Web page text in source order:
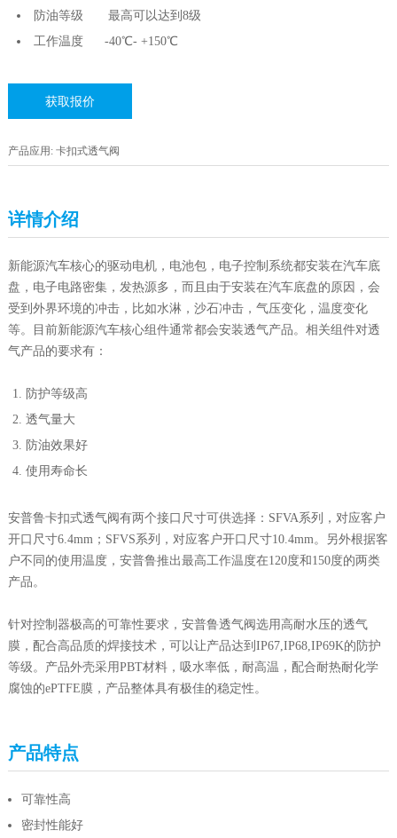
防油等级 最高可以达到8级
工作温度 -40℃- +150℃
获取报价
产品应用: 卡扣式透气阀
详情介绍
新能源汽车核心的驱动电机，电池包，电子控制系统都安装在汽车底
盘，电子电路密集，发热源多，而且由于安装在汽车底盘的原因，会
受到外界环境的冲击，比如水淋，沙石冲击，气压变化，温度变化
等。目前新能源汽车核心组件通常都会安装透气产品。相关组件对透
气产品的要求有：
防护等级高
透气量大
防油效果好
使用寿命长
安普鲁卡扣式透气阀有两个接口尺寸可供选择：SFVA系列，对应客户
开口尺寸6.4mm；SFVS系列，对应客户开口尺寸10.4mm。另外根据客
户不同的使用温度，安普鲁推出最高工作温度在120度和150度的两类
产品。
针对控制器极高的可靠性要求，安普鲁透气阀选用高耐水压的透气
膜，配合高品质的焊接技术，可以让产品达到IP67,IP68,IP69K的防护
等级。产品外壳采用PBT材料，吸水率低，耐高温，配合耐热耐化学
腐蚀的ePTFE膜，产品整体具有极佳的稳定性。
产品特点
可靠性高
密封性能好